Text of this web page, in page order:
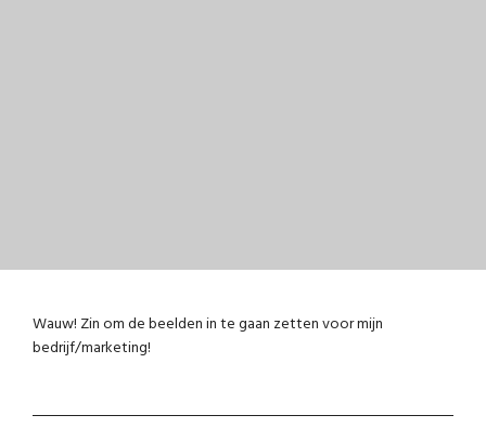
Wauw! Zin om de beelden in te gaan zetten voor mijn
bedrijf/marketing!